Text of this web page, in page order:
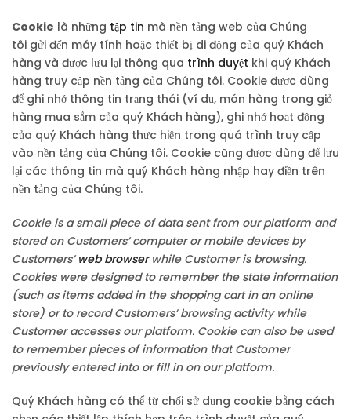
Cookie là những tập tin mà nền tảng web của Chúng
tôi gửi đến máy tính hoặc thiết bị di động của quý Khách
hàng và được lưu lại thông qua trình duyệt khi quý Khách
hàng truy cập nền tảng của Chúng tôi. Cookie được dùng
để ghi nhớ thông tin trạng thái (ví dụ, món hàng trong giỏ
hàng mua sắm của quý Khách hàng), ghi nhớ hoạt động
của quý Khách hàng thực hiện trong quá trình truy cập
vào nền tảng của Chúng tôi. Cookie cũng được dùng để lưu
lại các thông tin mà quý Khách hàng nhập hay điền trên
nền tảng của Chúng tôi.
Cookie is a small piece of data sent from our platform and
stored on Customers’ computer or mobile devices by
Customers’web browserwhile Customer is browsing.
Cookies were designed to remember the state information
(such as items added in the shopping cart in an online
store) or to record Customers’ browsing activity while
Customer accesses our platform. Cookie can also be used
to remember pieces of information that Customer
previously entered into or fill in on our platform.
Quý Khách hàng có thể từ chối sử dụng cookie bằng cách